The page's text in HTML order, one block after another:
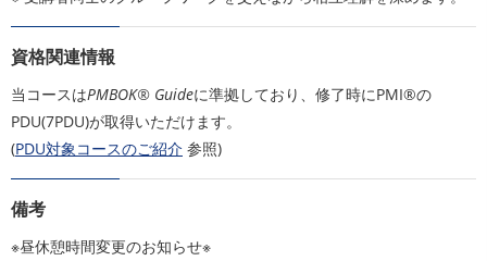
資格関連情報
当コースはPMBOK® Guideに準拠しており、修了時にPMI®の
PDU(7PDU)が取得いただけます。
(PDU対象コースのご紹介 参照)
備考
※昼休憩時間変更のお知らせ※